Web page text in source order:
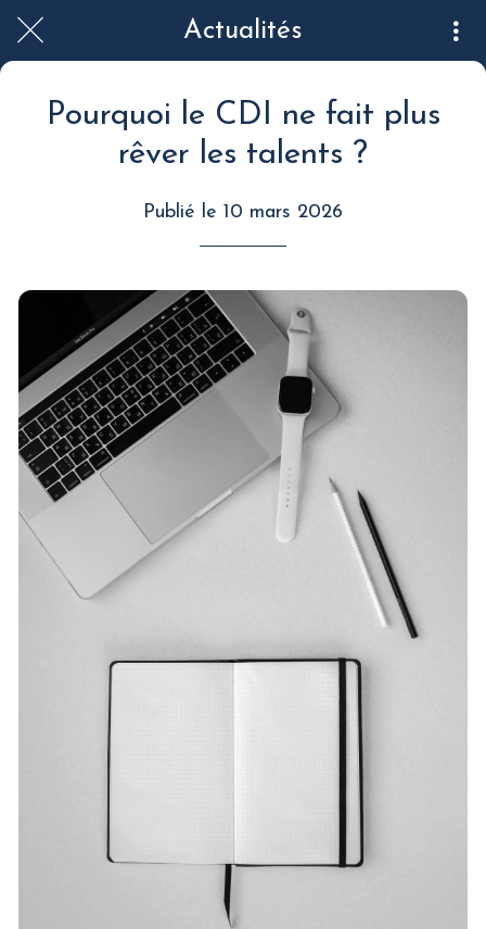
Actualités
Pourquoi le CDI ne fait plus
rêver les talents ?
Publié le 10 mars 2026